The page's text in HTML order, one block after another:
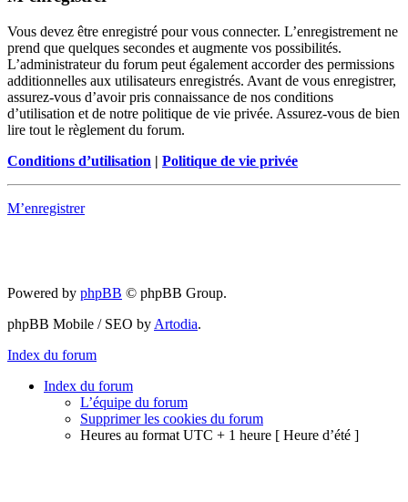
Vous devez être enregistré pour vous connecter. L’enregistrement ne
prend que quelques secondes et augmente vos possibilités.
L’administrateur du forum peut également accorder des permissions
additionnelles aux utilisateurs enregistrés. Avant de vous enregistrer,
assurez-vous d’avoir pris connaissance de nos conditions
d’utilisation et de notre politique de vie privée. Assurez-vous de bien
lire tout le règlement du forum.
Conditions d’utilisation | Politique de vie privée
M’enregistrer
Powered by phpBB © phpBB Group.
phpBB Mobile / SEO by Artodia.
Index du forum
Index du forum
L’équipe du forum
Supprimer les cookies du forum
Heures au format UTC + 1 heure [ Heure d’été ]